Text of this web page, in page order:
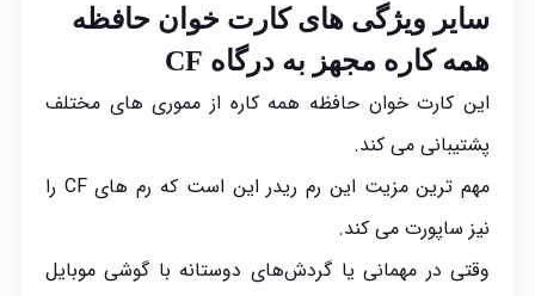
سایر ویژگی های کارت خوان حافظه
همه کاره مجهز به درگاه CF
این کارت خوان حافظه همه کاره از مموری های مختلف
پشتیبانی می کند.
مهم ترین مزیت این رم ریدر این است که رم های CF را
نیز ساپورت می کند.
وقتی در مهمانی یا گردش‌های دوستانه با گوشی موبایل